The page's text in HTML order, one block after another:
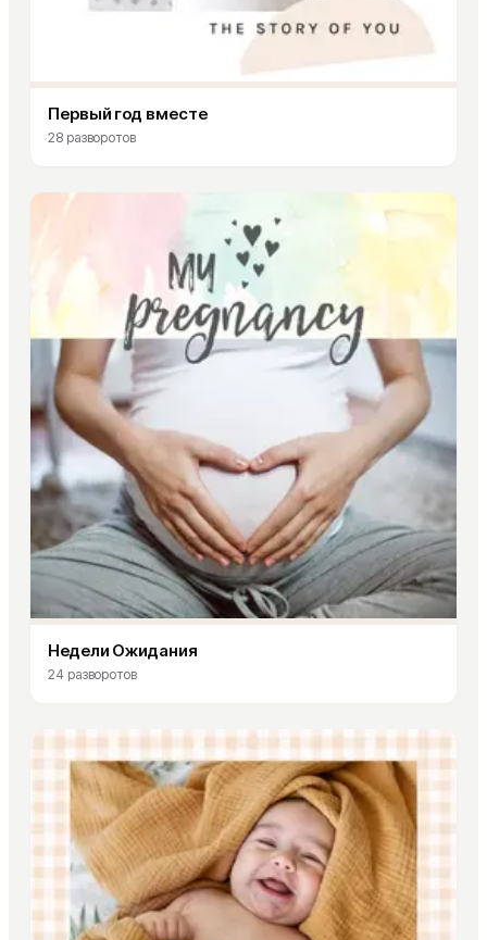
Первый год вместе
28разворотов
Недели Ожидания
24 разворотов